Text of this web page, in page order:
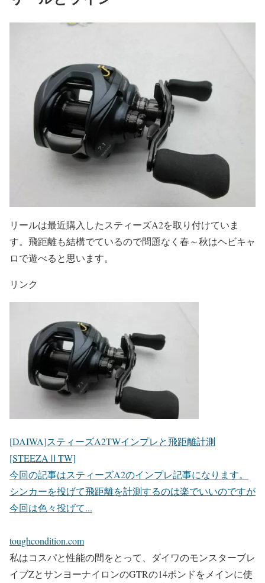
リールは最近購入したスティーズA2を取り付けていま
す。飛距離も結構でているので問題なく春～秋はヘビキャ
ロで遊べると思います。
リンク
[DAIWA]スティーズA2TWインプレと飛距離計測
[STEEZAⅡTW]
今回の記事はスティーズA2のインプレ記事になります。
シンカーを投げて飛距離を計測するのは楽でいいのですが
今回は色々投げて...
toughcondition.com
私はコスパと性能の間をとって、ダイワのモンスターブレ
イブZとサンヨーナイロンのGTRの14ポンドをメインに使